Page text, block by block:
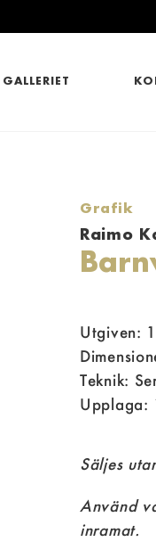
GALLERIET
Grafik
Raimo
Utgiven:
Teknik:
Upplaga:
Säljes
Använd
inramat.